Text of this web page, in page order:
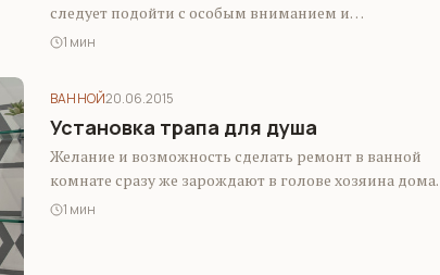
следует подойти с особым вниманием и
тщательностью. Хозяевам хочется, чтобы стены в…
1 мин
ВАННОЙ20.06.2015
Установка трапа для душа
Желание и возможность сделать ремонт в ванной
комнате сразу же зарождают в голове хозяина дома
множество идей и мыслей. Какие…
1 мин